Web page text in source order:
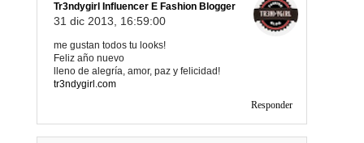
Tr3ndygirl Influencer E Fashion Blogger
31 dic 2013, 16:59:00
me gustan todos tu looks!
Feliz año nuevo
lleno de alegría, amor, paz y felicidad!
tr3ndygirl.com
Responder